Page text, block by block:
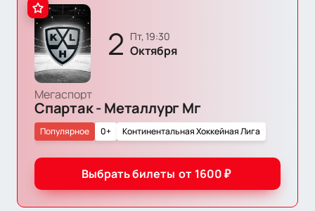
2 пт, 19:30
Октября
Мегаспорт
Спартак - Металлург Мг
0+ Континентальная Хоккейная Лига
Популярное
Выбрать билеты от 1600₽